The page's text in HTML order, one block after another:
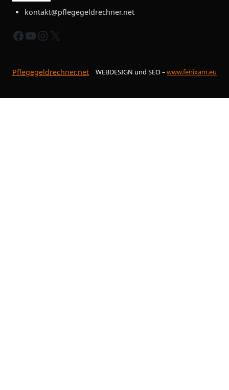
kontakt@pflegegeldrechner.net
fb yt instagram X
Pflegegeldrechner.net WEBDESIGN und SEO –www.fenixam.eu